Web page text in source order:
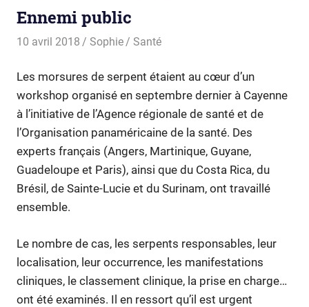
Ennemi public
10 avril 2018 Sophie Santé
Les morsures de serpent étaient au cœur d’un
workshop organisé en septembre dernier à Cayenne
à l’initiative de l’Agence régionale de santé et de
l’Organisation panaméricaine de la santé. Des
experts français (Angers, Martinique, Guyane,
Guadeloupe et Paris), ainsi que du Costa Rica, du
Brésil, de Sainte-Lucie et du Surinam, ont travaillé
ensemble.
Le nombre de cas, les serpents responsables, leur
localisation, leur occurrence, les manifestations
cliniques, le classement clinique, la prise en charge…
ont été examinés. Il en ressort qu’il est urgent